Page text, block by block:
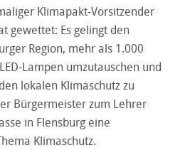
Klimapakt-Vorsitzender
gewettet: Es gelingt den
Region, mehr als 1.000
Lampen umzutauschen und
lokalen Klimaschutz zu
Bürgermeister zum Lehrer
in Flensburg eine
Klimaschutz.